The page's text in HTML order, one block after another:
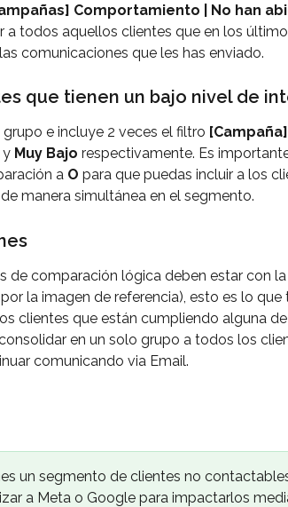
Comportamiento | No han
a todos aquellos clientes que en los
comunicaciones que les has enviado.
que tienen un bajo nivel de
grupo e incluye 2 veces el filtro
y Muy Bajo respectivamente. Es
a O para que puedas incluir a los
manera simultánea en el segmento.
de comparación lógica deben estar con
la imagen de referencia), esto es lo que
clientes que están cumpliendo alguna
en un solo grupo a todos los
comunicando via Email.
un segmento de clientes no
a Meta o Google para impactarlos